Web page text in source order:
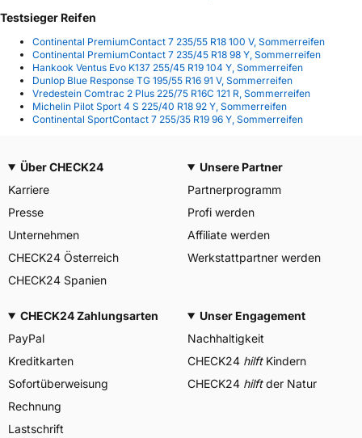
Testsieger Reifen
Continental PremiumContact 7 235/55 R18 100 V, Sommerreifen
Continental PremiumContact 7 235/45 R18 98 Y, Sommerreifen
Hankook Ventus Evo K137 255/45 R19 104 Y, Sommerreifen
Dunlop Blue Response TG 195/55 R16 91 V, Sommerreifen
Vredestein Comtrac 2 Plus 225/75 R16C 121 R, Sommerreifen
Michelin Pilot Sport 4 S 225/40 R18 92 Y, Sommerreifen
Continental SportContact 7 255/35 R19 96 Y, Sommerreifen
Über CHECK24
Karriere
Presse
Unternehmen
CHECK24 Österreich
CHECK24 Spanien
Unsere Partner
Partnerprogramm
Profi werden
Affiliate werden
Werkstattpartner werden
CHECK24 Zahlungsarten
PayPal
Kreditkarten
Sofortüberweisung
Rechnung
Lastschrift
Unser Engagement
Nachhaltigkeit
CHECK24 hilftKindern
CHECK24 hilftder Natur